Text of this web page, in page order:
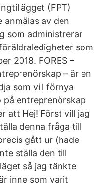
(FPT)
anmälas av den
som administrerar
som
2018. FORES –
– är en
som vill förnya
på entreprenörskap
att Hej! Först vill jag
denna fråga till
gått ur (hade
ställa den till
så jag tänkte
inne som varit